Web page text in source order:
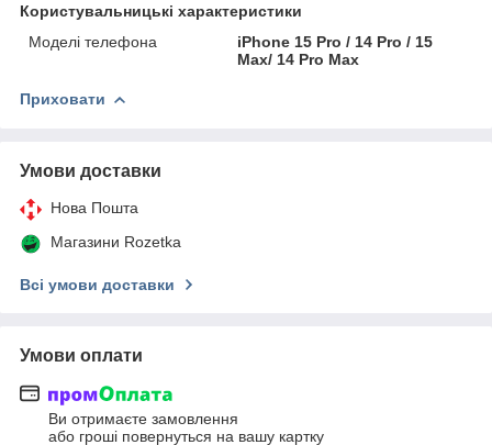
Користувальницькі характеристики
Моделі телефона
iPhone 15 Pro / 14 Pro / 15
Max/ 14 Pro Max
Приховати
Умови доставки
Нова Пошта
Магазини Rozetka
Всі умови доставки
Умови оплати
Ви отримаєте замовлення
або гроші повернуться на вашу картку